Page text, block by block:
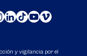
y vigilancia por el